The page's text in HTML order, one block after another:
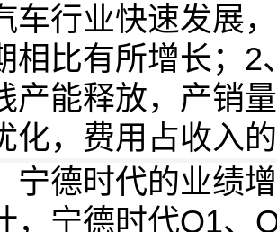
车行业快速发展
相比有所增长；
产能释放，产销
化，费用占收入
宁德时代的业绩
，宁德时代Q1、